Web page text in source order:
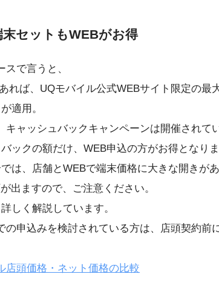
セットもWEBがお得
で言うと、
れば、UQモバイル公式WEBサイト限定の最
が適用。
キャッシュバックキャンペーンは開催されて
ックの額だけ、WEB申込の方がお得となりま
は、店舗とWEBで端末価格に大きな開きが
出ますので、ご注意ください。
しく解説しています。
の申込みを検討されている方は、店頭契約前
店頭価格・ネット価格の比較